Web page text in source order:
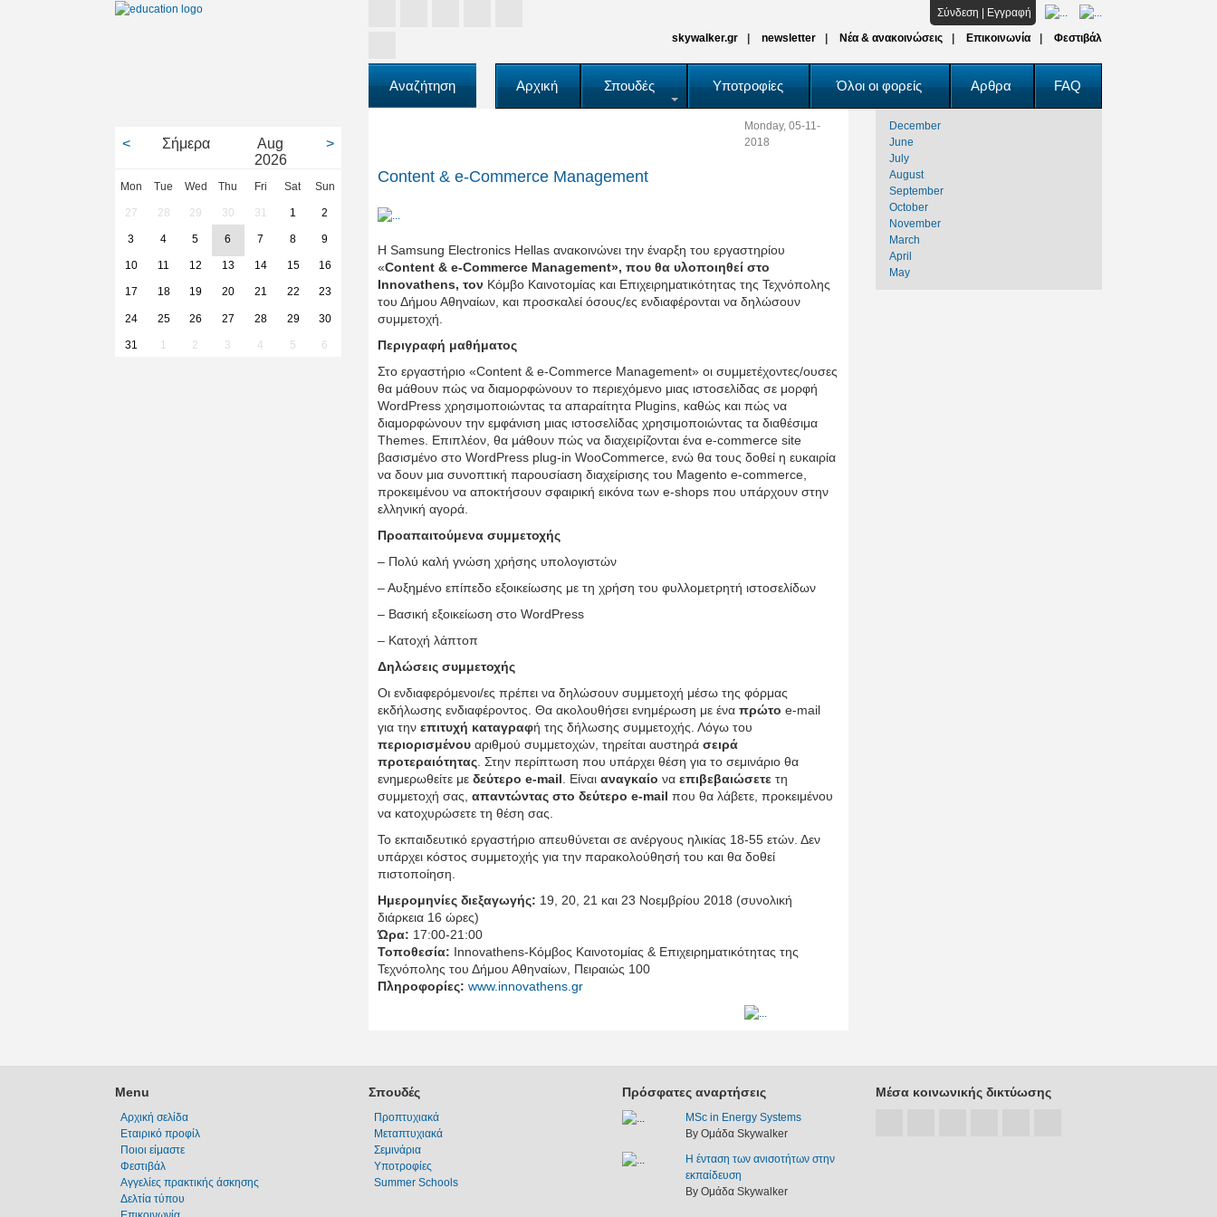
Σύνδεση
Εγγραφή
skywalker.gr
newsletter Νέα & ανακοινώσεις Επικοινωνία Φεστιβάλ
Αναζήτηση Αρχική Σπουδές Υποτροφίες Όλοι οι φορείς Αρθρα FAQ
< Σήμερα
Aug
2026
>
Mon Tue Wed Thu Fri Sat Sun
27 28 29 30 31 1 2
3 4 5 6 7 8 9
10 11 12 13 14 15 16
17 18 19 20 21 22 23
24 25 26 27 28 29 30
31 1 2 3 4 5 6
Monday, 05-11-
2018
Content & e-Commerce Management
Η Samsung Electronics Hellas ανακοινώνει την έναρξη του εργαστηρίου
«Content & e-Commerce Management», που θα υλοποιηθεί στο
Innovathens, τον Κόμβο Καινοτομίας και Επιχειρηματικότητας της Τεχνόπολης
του Δήμου Αθηναίων, και προσκαλεί όσους/ες ενδιαφέρονται να δηλώσουν
συμμετοχή.
Περιγραφή μαθήματος
Στο εργαστήριο «Content & e-Commerce Management» οι συμμετέχοντες/ουσες
θα μάθουν πώς να διαμορφώνουν το περιεχόμενο μιας ιστοσελίδας σε μορφή
WordPress χρησιμοποιώντας τα απαραίτητα Plugins, καθώς και πώς να
διαμορφώνουν την εμφάνιση μιας ιστοσελίδας χρησιμοποιώντας τα διαθέσιμα
Themes. Επιπλέον, θα μάθουν πώς να διαχειρίζονται ένα e-commerce site
βασισμένο στο WordPress plug-in WooCommerce, ενώ θα τους δοθεί η ευκαιρία
να δουν μια συνοπτική παρουσίαση διαχείρισης του Magento e-commerce,
προκειμένου να αποκτήσουν σφαιρική εικόνα των e-shops που υπάρχουν στην
ελληνική αγορά.
Προαπαιτούμενα συμμετοχής
– Πολύ καλή γνώση χρήσης υπολογιστών
– Αυξημένο επίπεδο εξοικείωσης με τη χρήση του φυλλομετρητή ιστοσελίδων
– Βασική εξοικείωση στο WordPress
– Κατοχή λάπτοπ
Δηλώσεις συμμετοχής
Οι ενδιαφερόμενοι/ες πρέπει να δηλώσουν συμμετοχή μέσω της φόρμας
εκδήλωσης ενδιαφέροντος. Θα ακολουθήσει ενημέρωση με ένα πρώτο e-mail
για την επιτυχή καταγραφή της δήλωσης συμμετοχής. Λόγω του
περιορισμένου αριθμού συμμετοχών, τηρείται αυστηρά σειρά
προτεραιότητας . Στην περίπτωση που υπάρχει θέση για το σεμινάριο θα
ενημερωθείτε με δεύτερο e-mail . Είναι αναγκαίο να επιβεβαιώσετε τη
συμμετοχή σας, απαντώντας στο δεύτερο e-mail που θα λάβετε, προκειμένου
να κατοχυρώσετε τη θέση σας.
Το εκπαιδευτικό εργαστήριο απευθύνεται σε ανέργους ηλικίας 18-55 ετών. Δεν
υπάρχει κόστος συμμετοχής για την παρακολούθησή του και θα δοθεί
πιστοποίηση.
Ημερομηνίες διεξαγωγής: 19, 20, 21 και 23 Νοεμβρίου 2018 (συνολική
διάρκεια 16 ώρες)
Ώρα: 17:00-21:00
Τοποθεσία: Ιnnovathens-Κόμβος Καινοτομίας & Επιχειρηματικότητας της
Τεχνόπολης του Δήμου Αθηναίων, Πειραιώς 100
Πληροφορίες: www.innovathens.gr
December
June
July
August
September
October
November
March
April
May
Menu
Αρχική σελίδα
Εταιρικό προφίλ
Ποιοι είμαστε
Φεστιβάλ
Αγγελίες πρακτικής άσκησης
Δελτία τύπου
Σπουδές
Προπτυχιακά
Μεταπτυχιακά
Σεμινάρια
Υποτροφίες
Summer Schools
Πρόσφατες αναρτήσεις
MSc in Energy Systems
By Ομάδα Skywalker
Η ένταση των ανισοτήτων στην
εκπαίδευση
By Ομάδα Skywalker
Μέσα κοινωνικής δικτύωσης